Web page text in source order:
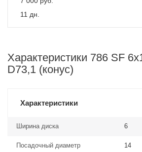
11 дн.
Характеристики 786 SF
D73,1 (конус)
Характеристики
Ширина диска 6
Посадочный диаметр
14